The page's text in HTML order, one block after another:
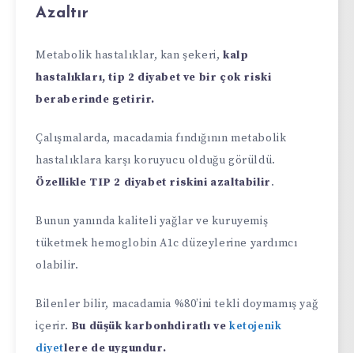
Azaltır
Metabolik hastalıklar, kan şekeri,kalp
hastalıkları, tip 2 diyabet ve bir çok riski
beraberinde getirir.
Çalışmalarda, macadamia fındığının metabolik
hastalıklara karşı koruyucu olduğu görüldü.
Özellikle TIP 2 diyabet riskini azaltabilir.
Bunun yanında kaliteli yağlar ve kuruyemiş
tüketmek hemoglobin A1c düzeylerine yardımcı
olabilir.
Bilenler bilir, macadamia %80’ini tekli doymamış yağ
içerir. Bu düşük karbonhdiratlı veketojenik
diyetlere de uygundur.